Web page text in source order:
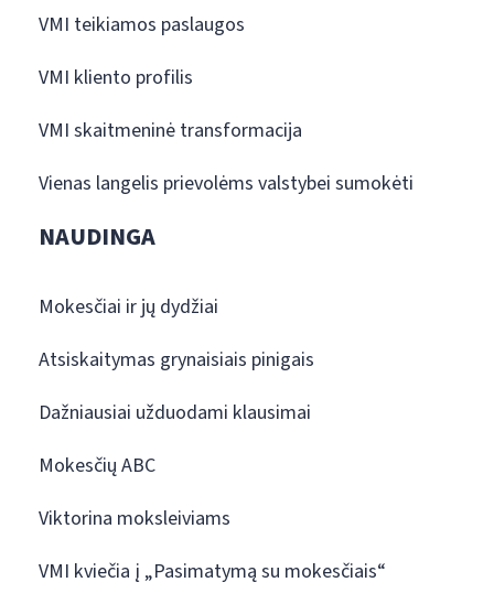
VMI teikiamos paslaugos
VMI kliento profilis
VMI skaitmeninė transformacija
Vienas langelis prievolėms valstybei sumokėti
NAUDINGA
Mokesčiai ir jų dydžiai
Atsiskaitymas grynaisiais pinigais
Dažniausiai užduodami klausimai
Mokesčių ABC
Viktorina moksleiviams
VMI kviečia į „Pasimatymą su mokesčiais“